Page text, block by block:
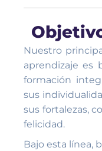
Nuestro
aprendizaje es
formación
sus
sus fortalezas,
felicidad.
Bajo esta línea,